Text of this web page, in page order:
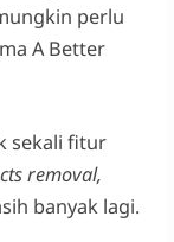
perlu
A Better
sekali fitur
removal,
banyak lagi.